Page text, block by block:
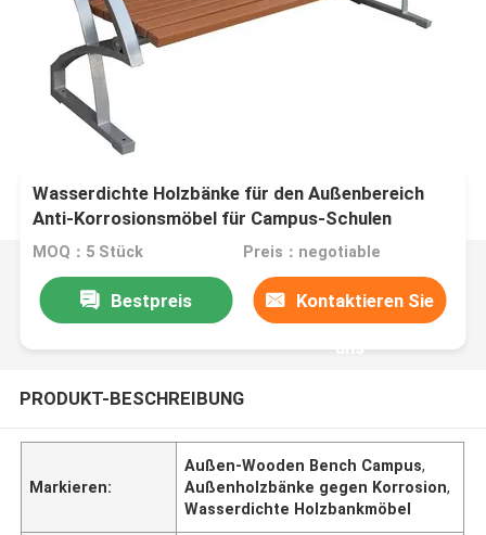
Wasserdichte Holzbänke für den Außenbereich
Anti-Korrosionsmöbel für Campus-Schulen
MOQ：5 Stück Preis：negotiable
Bestpreis Kontaktieren Sie
uns
PRODUKT-BESCHREIBUNG
Markieren:
Außen-Wooden Bench Campus,
Außenholzbänke gegen Korrosion,
Wasserdichte Holzbankmöbel